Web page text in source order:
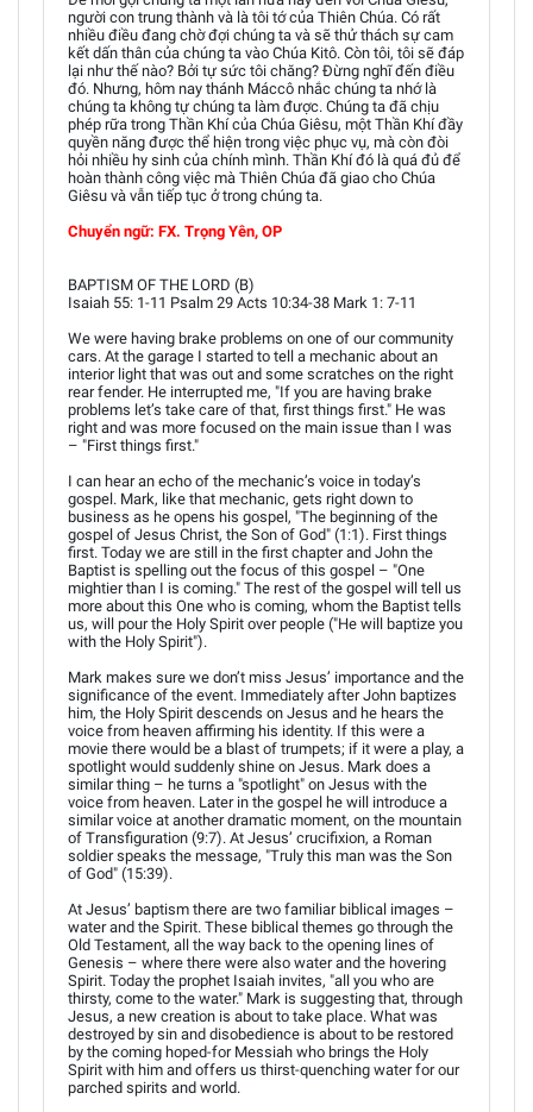
người con trung thành và là tôi tớ của Thiên Chúa. Có rất
nhiều điều đang chờ đợi chúng ta và sẽ thử thách sự cam
kết dấn thân của chúng ta vào Chúa Kitô. Còn tôi, tôi sẽ đáp
lại như thế nào? Bởi tự sức tôi chăng? Đừng nghĩ đến điều
đó. Nhưng, hôm nay thánh Máccô nhắc chúng ta nhớ là
chúng ta không tự chúng ta làm được. Chúng ta đã chịu
phép rữa trong Thần Khí của Chúa Giêsu, một Thần Khí đầy
quyền năng được thể hiện trong việc phục vụ, mà còn đòi
hỏi nhiều hy sinh của chính mình. Thần Khí đó là quá đủ để
hoàn thành công việc mà Thiên Chúa đã giao cho Chúa
Giêsu và vẫn tiếp tục ở trong chúng ta.
Chuyển ngữ: FX. Trọng Yên, OP
BAPTISM OF THE LORD (B)
Isaiah 55: 1-11 Psalm 29 Acts 10:34-38 Mark 1: 7-11
We were having brake problems on one of our community
cars. At the garage I started to tell a mechanic about an
interior light that was out and some scratches on the right
rear fender. He interrupted me, "If you are having brake
problems let’s take care of that, first things first." He was
right and was more focused on the main issue than I was
– "First things first."
I can hear an echo of the mechanic’s voice in today’s
gospel. Mark, like that mechanic, gets right down to
business as he opens his gospel, "The beginning of the
gospel of Jesus Christ, the Son of God" (1:1). First things
first. Today we are still in the first chapter and John the
Baptist is spelling out the focus of this gospel – "One
mightier than I is coming." The rest of the gospel will tell us
more about this One who is coming, whom the Baptist tells
us, will pour the Holy Spirit over people ("He will baptize you
with the Holy Spirit").
Mark makes sure we don’t miss Jesus’ importance and the
significance of the event. Immediately after John baptizes
him, the Holy Spirit descends on Jesus and he hears the
voice from heaven affirming his identity. If this were a
movie there would be a blast of trumpets; if it were a play, a
spotlight would suddenly shine on Jesus. Mark does a
similar thing – he turns a "spotlight" on Jesus with the
voice from heaven. Later in the gospel he will introduce a
similar voice at another dramatic moment, on the mountain
of Transfiguration (9:7). At Jesus’ crucifixion, a Roman
soldier speaks the message, "Truly this man was the Son
of God" (15:39).
At Jesus’ baptism there are two familiar biblical images –
water and the Spirit. These biblical themes go through the
Old Testament, all the way back to the opening lines of
Genesis – where there were also water and the hovering
Spirit. Today the prophet Isaiah invites, "all you who are
thirsty, come to the water." Mark is suggesting that, through
Jesus, a new creation is about to take place. What was
destroyed by sin and disobedience is about to be restored
by the coming hoped-for Messiah who brings the Holy
Spirit with him and offers us thirst-quenching water for our
parched spirits and world.